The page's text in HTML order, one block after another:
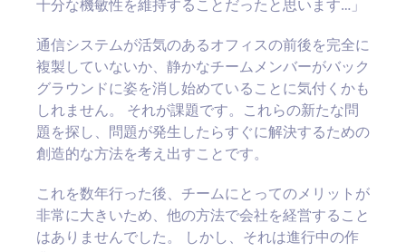
十分な機敏性を維持することだったと思います…」
通信システムが活気のあるオフィスの前後を完全に
複製していないか、静かなチームメンバーがバック
グラウンドに姿を消し始めていることに気付くかも
しれません。 それが課題です。これらの新たな問
題を探し、問題が発生したらすぐに解決するための
創造的な方法を考え出すことです。
これを数年行った後、チームにとってのメリットが
非常に大きいため、他の方法で会社を経営すること
はありませんでした。 しかし、それは進行中の作